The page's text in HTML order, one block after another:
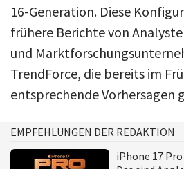
16-Generation. Diese
frühere Berichte von
und
TrendForce, die bereits im
entsprechende Vorhersagen
EMPFEHLUNGEN DER REDAKTION
iPhone 17